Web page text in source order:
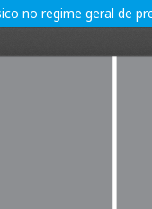
no regime geral de